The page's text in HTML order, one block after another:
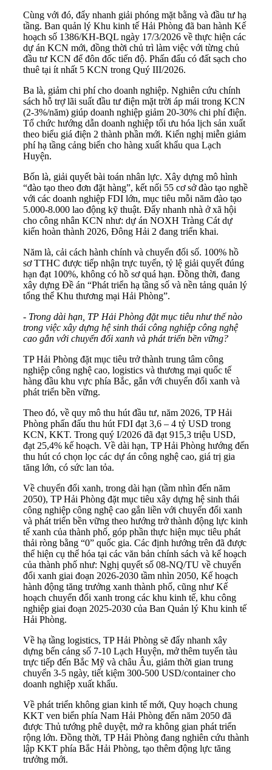
Cùng với đó, đẩy nhanh giải phóng mặt bằng và đầu tư hạ
tầng. Ban quản lý Khu kinh tế Hải Phòng đã ban hành Kế
hoạch số 1386/KH-BQL ngày 17/3/2026 về thực hiện các
dự án KCN mới, đồng thời chủ trì làm việc với từng chủ
đầu tư KCN để đôn đốc tiến độ. Phấn đấu có đất sạch cho
thuê tại ít nhất 5 KCN trong Quý III/2026.
Ba là, giảm chi phí cho doanh nghiệp. Nghiên cứu chính
sách hỗ trợ lãi suất đầu tư điện mặt trời áp mái trong KCN
(2-3%/năm) giúp doanh nghiệp giảm 20-30% chi phí điện.
Tổ chức hướng dẫn doanh nghiệp tối ưu hóa lịch sản xuất
theo biểu giá điện 2 thành phần mới. Kiến nghị miễn giảm
phí hạ tầng cảng biển cho hàng xuất khẩu qua Lạch
Huyện.
Bốn là, giải quyết bài toán nhân lực. Xây dựng mô hình
“đào tạo theo đơn đặt hàng”, kết nối 55 cơ sở đào tạo nghề
với các doanh nghiệp FDI lớn, mục tiêu mỗi năm đào tạo
5.000-8.000 lao động kỹ thuật. Đẩy nhanh nhà ở xã hội
cho công nhân KCN như: dự án NOXH Tràng Cát dự
kiến hoàn thành 2026, Đông Hải 2 đang triển khai.
Năm là, cải cách hành chính và chuyển đổi số. 100% hồ
sơ TTHC được tiếp nhận trực tuyến, tỷ lệ giải quyết đúng
hạn đạt 100%, không có hồ sơ quá hạn. Đồng thời, đang
xây dựng Đề án “Phát triển hạ tầng số và nền tảng quản lý
tổng thể Khu thương mại Hải Phòng”.
- Trong dài hạn, TP Hải Phòng đặt mục tiêu như thế nào
trong việc xây dựng hệ sinh thái công nghiệp công nghệ
cao gắn với chuyển đổi xanh và phát triển bền vững?
TP Hải Phòng đặt mục tiêu trở thành trung tâm công
nghiệp công nghệ cao, logistics và thương mại quốc tế
hàng đầu khu vực phía Bắc, gắn với chuyển đổi xanh và
phát triển bền vững.
Theo đó, về quy mô thu hút đầu tư, năm 2026, TP Hải
Phòng phấn đấu thu hút FDI đạt 3,6 – 4 tỷ USD trong
KCN, KKT. Trong quý I/2026 đã đạt 915,3 triệu USD,
đạt 25,4% kế hoạch. Về dài hạn, TP Hải Phòng hướng đến
thu hút có chọn lọc các dự án công nghệ cao, giá trị gia
tăng lớn, có sức lan tỏa.
Về chuyển đổi xanh, trong dài hạn (tầm nhìn đến năm
2050), TP Hải Phòng đặt mục tiêu xây dựng hệ sinh thái
công nghiệp công nghệ cao gắn liền với chuyển đổi xanh
và phát triển bền vững theo hướng trở thành động lực kinh
tế xanh của thành phố, góp phần thực hiện mục tiêu phát
thải ròng bằng “0” quốc gia. Các định hướng trên đã được
thể hiện cụ thể hóa tại các văn bản chính sách và kế hoạch
của thành phố như: Nghị quyết số 08-NQ/TU về chuyển
đổi xanh giai đoạn 2026-2030 tầm nhìn 2050, Kế hoạch
hành động tăng trưởng xanh thành phố, cũng như Kế
hoạch chuyển đổi xanh trong các khu kinh tế, khu công
nghiệp giai đoạn 2025-2030 của Ban Quản lý Khu kinh tế
Hải Phòng.
Về hạ tầng logistics, TP Hải Phòng sẽ đẩy nhanh xây
dựng bến cảng số 7-10 Lạch Huyện, mở thêm tuyến tàu
trực tiếp đến Bắc Mỹ và châu Âu, giảm thời gian trung
chuyển 3-5 ngày, tiết kiệm 300-500 USD/container cho
doanh nghiệp xuất khẩu.
Về phát triển không gian kinh tế mới, Quy hoạch chung
KKT ven biển phía Nam Hải Phòng đến năm 2050 đã
được Thủ tướng phê duyệt, mở ra không gian phát triển
rộng lớn. Đồng thời, TP Hải Phòng đang nghiên cứu thành
lập KKT phía Bắc Hải Phòng, tạo thêm động lực tăng
trưởng mới.